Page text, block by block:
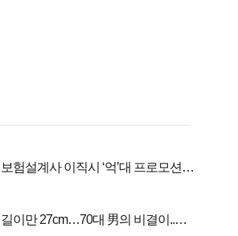
보험설계사 이직시 ‘억’대 프로모션!
길이만 27cm…70대 男의 비결이..충